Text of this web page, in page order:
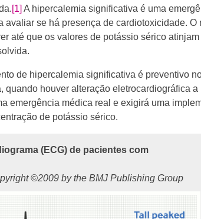
[1] A hipercalemia significativa é uma
avaliar se há presença de cardiotoxicidade. O
até que os valores de potássio sérico
de hipercalemia significativa é preventivo
quando houver alteração eletrocardiográfica a
emergência médica real e exigirá uma
de potássio sérico.
(ECG) de pacientes com
©2009 by the BMJ Publishing Group